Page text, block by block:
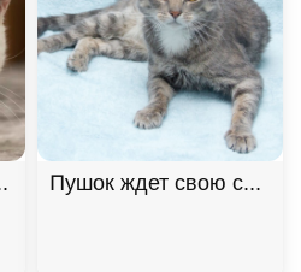
Красивый котик Люк ищет
Пушок ждет свою